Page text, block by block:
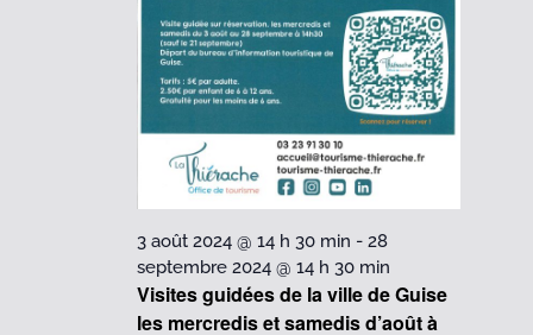
Visites guidées de la ville de Guise
les mercredis et samedis d’août à
3 août 2024 @ 14 h 30 min -28
septembre 2024 @ 14 h 30 min